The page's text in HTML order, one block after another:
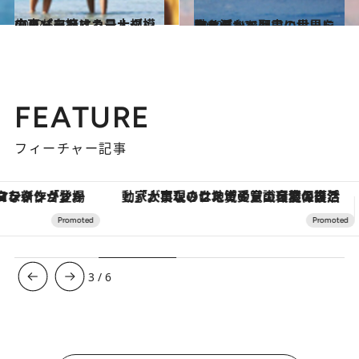
2012.5.12
中東・アフリカ最大規模のスパを擁するヨルダンのリゾート
旅＆お出かけ 2012.5.12
ヨルダンで聖書の世界に身を浮かべ歴史に思いを馳せる
旅＆お出かけ
FEATURE
フィーチャー記事
「大事なのは地域の意識を変えること」。ロレックス賞受賞の自然保護活動家が実現させたナイジェリアの自然環境の復活
3 /6